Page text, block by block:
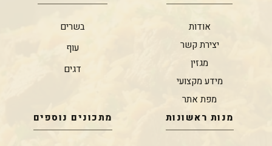
אודות
יצירת קשר
מגזין
מידע מקצועי
מפת אתר
בשרים
עוף
דגים
מנות ראשונות מתכונים נוספים